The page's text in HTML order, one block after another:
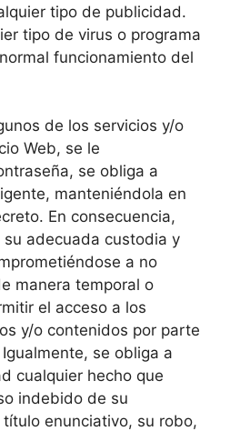
tipo de publicidad.
tipo de virus o programa
funcionamiento del
de los servicios y/o
Web, se le
se obliga a
manteniéndola en
En consecuencia,
adecuada custodia y
a no
manera temporal o
el acceso a los
y/o contenidos por parte
se obliga a
cualquier hecho que
indebido de su
enunciativo, su robo,